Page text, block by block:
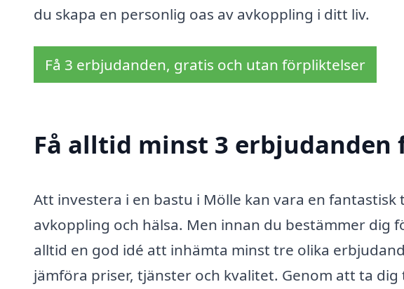
du skapa en personlig oas av avkoppling i ditt liv.
Få 3 erbjudanden, gratis och utan förpliktelser
Få alltid minst 3 erbjudanden
Att investera i en bastu i Mölle kan vara en
avkoppling och hälsa. Men innan du bestämmer
alltid en god idé att inhämta minst tre olika
jämföra priser, tjänster och kvalitet. Genom att ta